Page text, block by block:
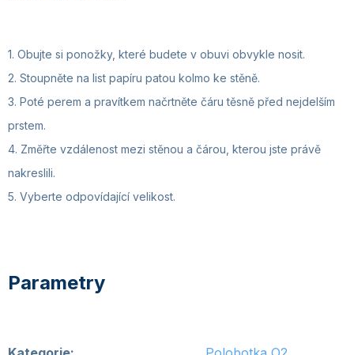
1. Obujte si ponožky, které budete v obuvi obvykle nosit.
2. Stoupněte na list papíru patou kolmo ke stěně.
3. Poté perem a pravítkem načrtněte čáru těsně před nejdelším
prstem.
4. Změřte vzdálenost mezi stěnou a čárou, kterou jste právě
nakreslili.
5. Vyberte odpovídající velikost.